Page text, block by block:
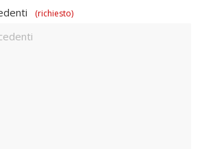
(richiesto)